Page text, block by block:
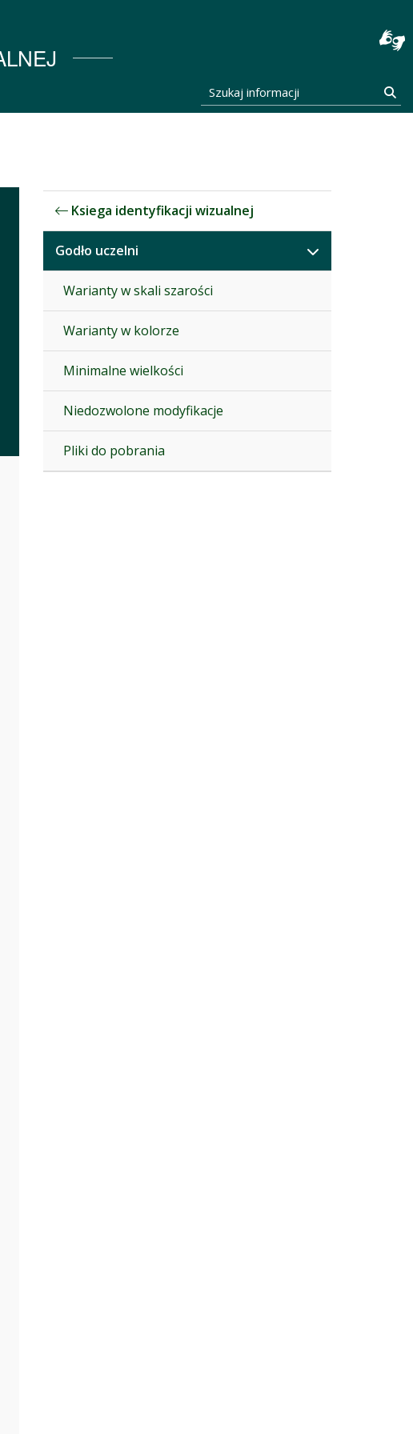
Szukaj informacji
Ksiega identyfikacji wizualnej
Godło uczelni
Warianty w skali szarości
Warianty w kolorze
Minimalne wielkości
Niedozwolone modyfikacje
Pliki do pobrania